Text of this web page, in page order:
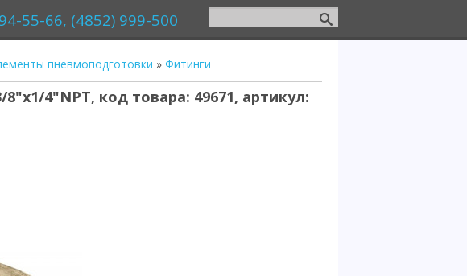
55-66, (4852) 999-500
пневмоподготовки » Фитинги
4"NPT, код товара: 49671, артикул: